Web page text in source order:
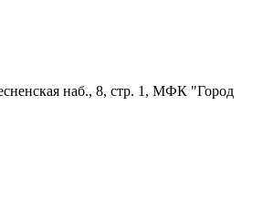
наб., 8, стр. 1, МФК "Город